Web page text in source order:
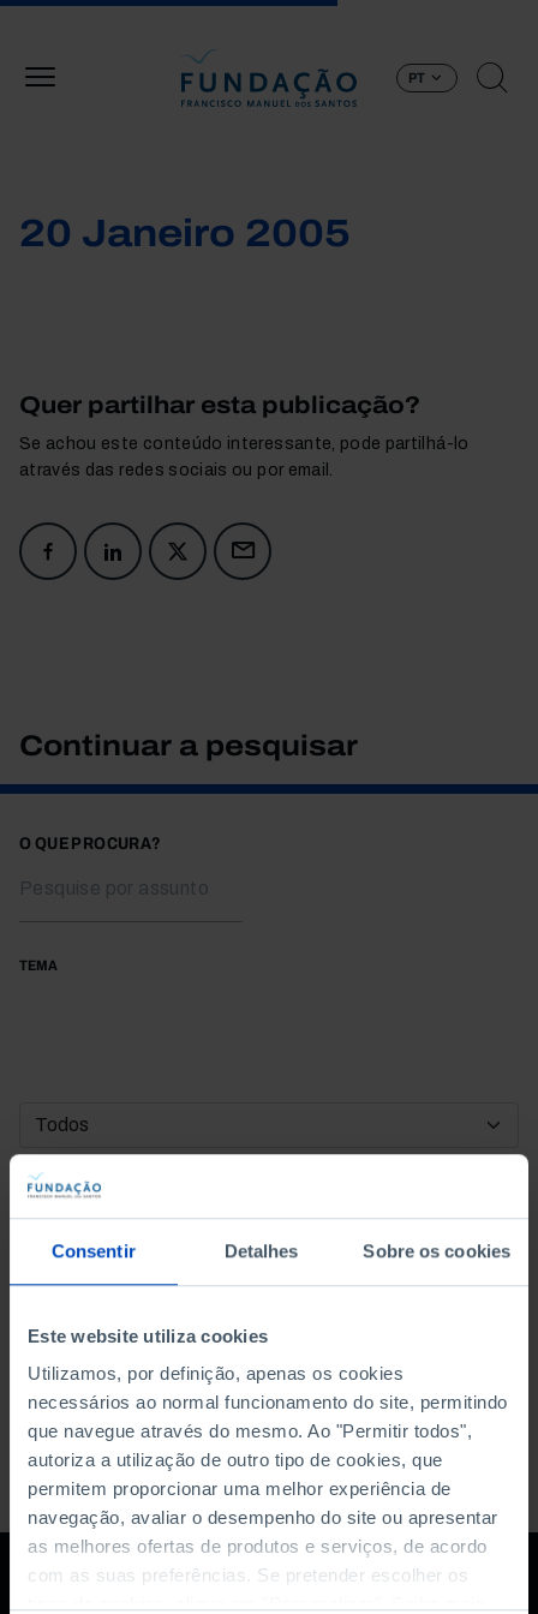
Consentir Detalhes Sobre os cookies
Este website utiliza cookies
Utilizamos, por definição, apenas os cookies
necessários ao normal funcionamento do site, permitindo
que navegue através do mesmo. Ao "Permitir todos",
autoriza a utilização de outro tipo de cookies, que
permitem proporcionar uma melhor experiência de
navegação, avaliar o desempenho do site ou apresentar
as melhores ofertas de produtos e serviços, de acordo
com as suas preferências. Se pretender escolher os
PT
20 Janeiro 2005
Quer partilhar esta publicação?
Se achou este conteúdo interessante, pode partilhá-lo
através das redes sociais ou por email.
Continuar a pesquisar
O QUE PROCURA?
TEMA
DATA DE INÍCIO
DATA DE FIM